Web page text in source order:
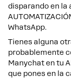
disparando en la
WhatsApp.
Tienes alguna
probablemente
Manychat en tu
que pones en la